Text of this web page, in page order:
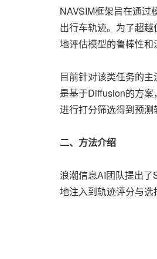
NAVSIM框架旨在通过
出行车轨迹。为了超
地评估模型的鲁棒性和
目前针对该类任务的
是基于Diffusion的方
进行打分筛选得到预
二、方法介绍
浪潮信息AI团队提出
地注入到轨迹评分与选